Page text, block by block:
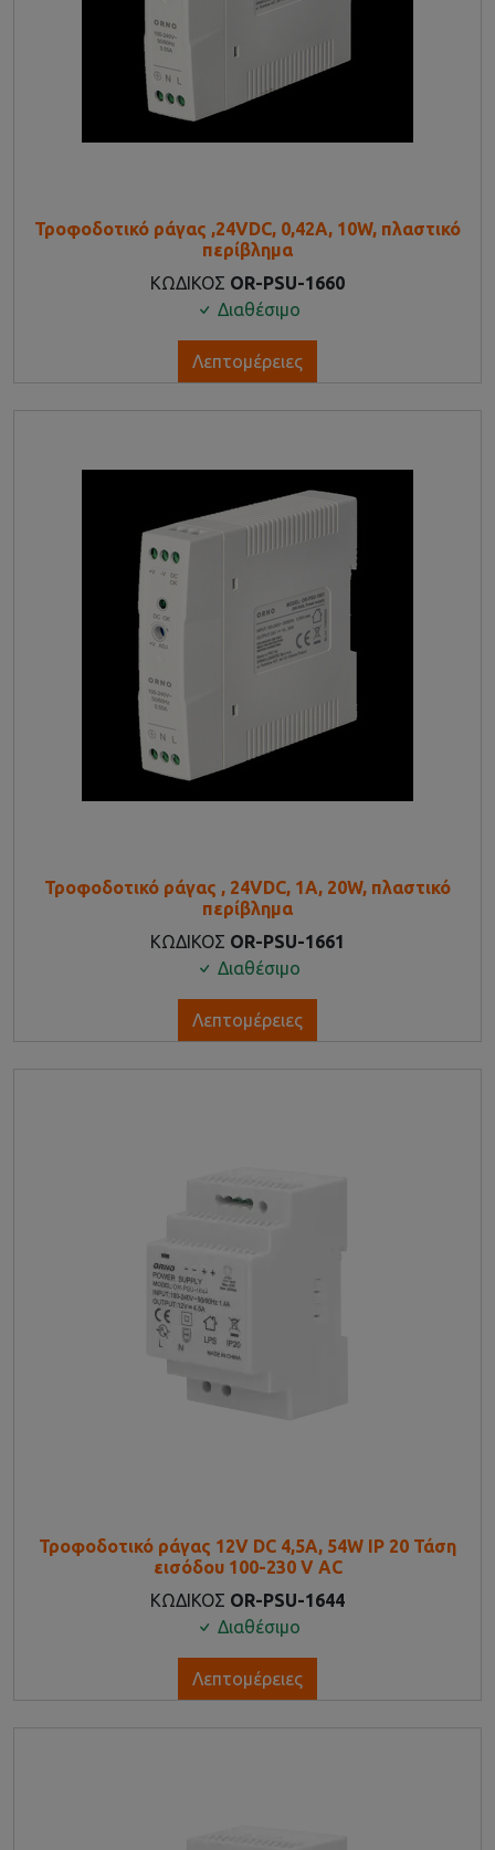
Τροφοδοτικό ράγας ,24VDC, 0,42A, 10W, πλαστικό
περίβλημα
ΚΩΔΙΚΟΣ OR-PSU-1660
Διαθέσιμο
Λεπτομέρειες
Τροφοδοτικό ράγας , 24VDC, 1A, 20W, πλαστικό
περίβλημα
ΚΩΔΙΚΟΣ OR-PSU-1661
Διαθέσιμο
Λεπτομέρειες
Τροφοδοτικό ράγας 12V DC 4,5A, 54W IP 20 Τάση
εισόδου 100-230 V AC
ΚΩΔΙΚΟΣ OR-PSU-1644
Διαθέσιμο
Λεπτομέρειες